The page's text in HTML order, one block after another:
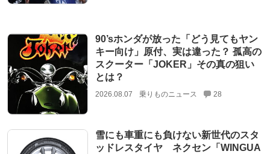
90’sホンダが放った「どう見てもヤン
キー向け」原付、実は違った？ 孤高の
スクーター「JOKER」その真の狙い
とは？
2026.08.07 乗りものニュース 28
雪にも車重にも負けない新世代のスタ
ッドレスタイヤ ネクセン「WINGUA